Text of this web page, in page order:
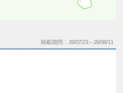
掲載期間 26/07/23～26/08/11